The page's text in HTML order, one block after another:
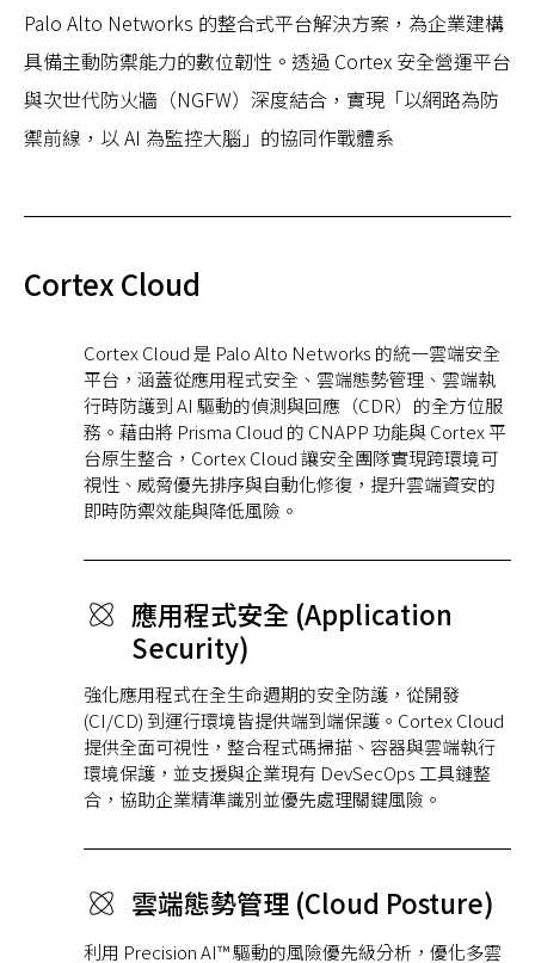
Palo Alto Networks 的整合式平台解決方案，為企業建構
具備主動防禦能力的數位韌性。透過 Cortex 安全營運平台
與次世代防火牆（NGFW）深度結合，實現「以網路為防
禦前線，以 AI 為監控大腦」的協同作戰體系
Cortex Cloud
Cortex Cloud 是 Palo Alto Networks 的統一雲端安全
平台，涵蓋從應用程式安全、雲端態勢管理、雲端執
行時防護到 AI 驅動的偵測與回應（CDR）的全方位服
務。藉由將 Prisma Cloud 的 CNAPP 功能與 Cortex 平
台原生整合，Cortex Cloud 讓安全團隊實現跨環境可
視性、威脅優先排序與自動化修復，提升雲端資安的
即時防禦效能與降低風險。
應用程式安全 (Application
Security)
強化應用程式在全生命週期的安全防護，從開發
(CI/CD) 到運行環境皆提供端到端保護。Cortex Cloud
提供全面可視性，整合程式碼掃描、容器與雲端執行
環境保護，並支援與企業現有 DevSecOps 工具鏈整
合，協助企業精準識別並優先處理關鍵風險。
雲端態勢管理 (Cloud Posture)
利用 Precision AI™ 驅動的風險優先級分析，優化多雲